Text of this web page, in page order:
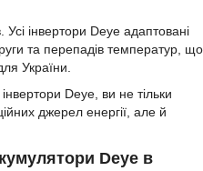
інвертори Deye адаптовані
та перепадів температур, що
України.
Deye, ви не тільки
джерел енергії, але й
Deye в